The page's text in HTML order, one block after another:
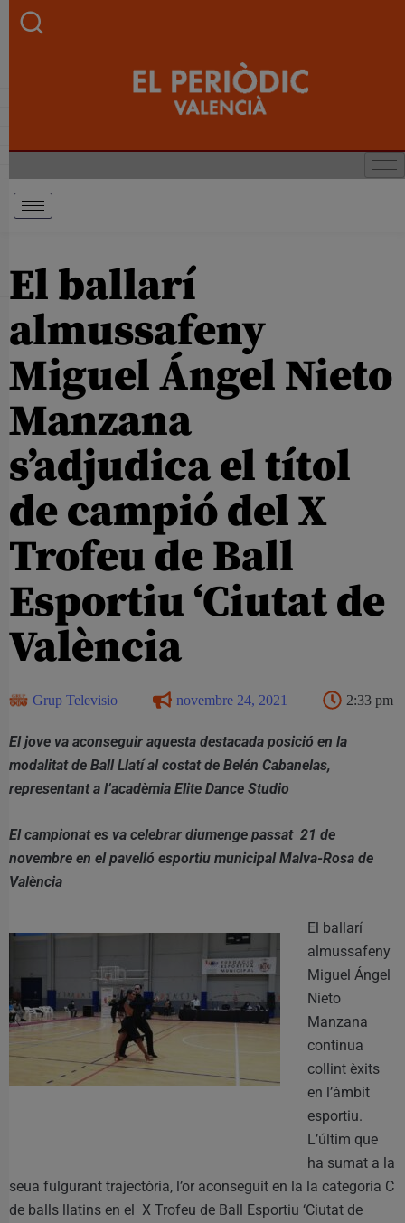
El ballarí
almussafeny
Miguel Ángel Nieto
Manzana
s’adjudica el títol
de campió del X
Trofeu de Ball
Esportiu ‘Ciutat de
València
Grup Televisio novembre 24, 2021 2:33 pm
El jove va aconseguir aquesta destacada posició en la
modalitat de Ball Llatí al costat de Belén Cabanelas,
representant a l’acadèmia Elite Dance Studio
El campionat es va celebrar diumenge passat 21 de
novembre en el pavelló esportiu municipal Malva-Rosa de
València
El ballarí
almussafeny
Miguel Ángel
Nieto
Manzana
continua
collint èxits
en l’àmbit
esportiu.
L’últim que
ha sumat a la
seua fulgurant trajectòria, l’or aconseguit en la la categoria C
de balls llatins en el X Trofeu de Ball Esportiu ‘Ciutat de